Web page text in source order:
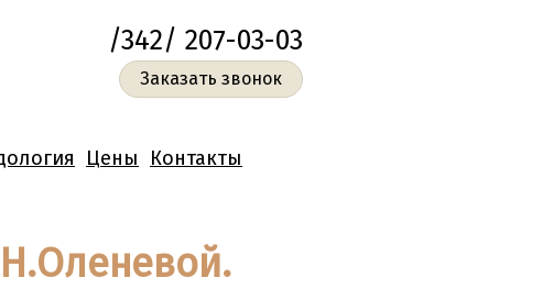
/342/ 207-03-03
Заказать звонок
Цены Контакты